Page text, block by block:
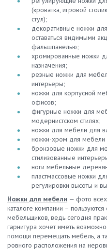
(кроватка, игровой
стул);
декоративные ножки
оставаться видимыми
фальшпанелью;
хромированные ножки
назначения;
резные ножки для
интерьеры;
ножки для корпусной
офисов;
фигурные ножки для
модернистском стилях;
ножки для мебели для
ножки-хром для мебели
бронзовые ножки для
стилизованные
ноги мебельные
пластмассовые ножки
регулировки высоты и
Ножки для мебели — фото
каталоге компании –
мебельщиков, ведь сегодня
гарнитура хочет иметь
помощи перемещать мебель, а
ровного расположения на